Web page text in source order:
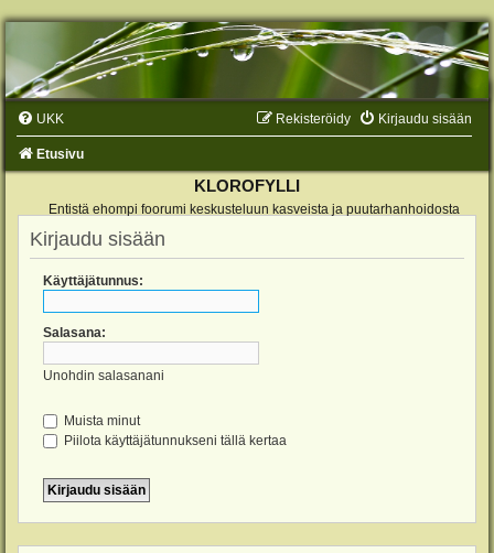
UKK Kirjaudu sisään
Rekisteröidy
Etusivu
KLOROFYLLI
Entistä ehompi foorumi keskusteluun kasveista ja puutarhanhoidosta
Kirjaudu sisään
Käyttäjätunnus:
Salasana:
Unohdin salasanani
Muista minut
Piilota käyttäjätunnukseni tällä kertaa